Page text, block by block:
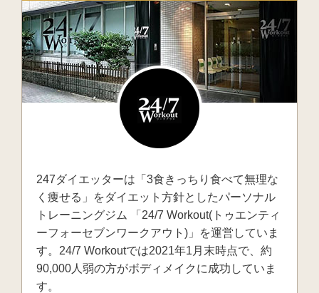
247ダイエッターは「3食きっちり食べて無理な
く痩せる」をダイエット方針としたパーソナル
トレーニングジム 「24/7 Workout(トゥエンティ
ーフォーセブンワークアウト)」を運営していま
す。24/7 Workoutでは2021年1月末時点で、約
90,000人弱の方がボディメイクに成功していま
す。